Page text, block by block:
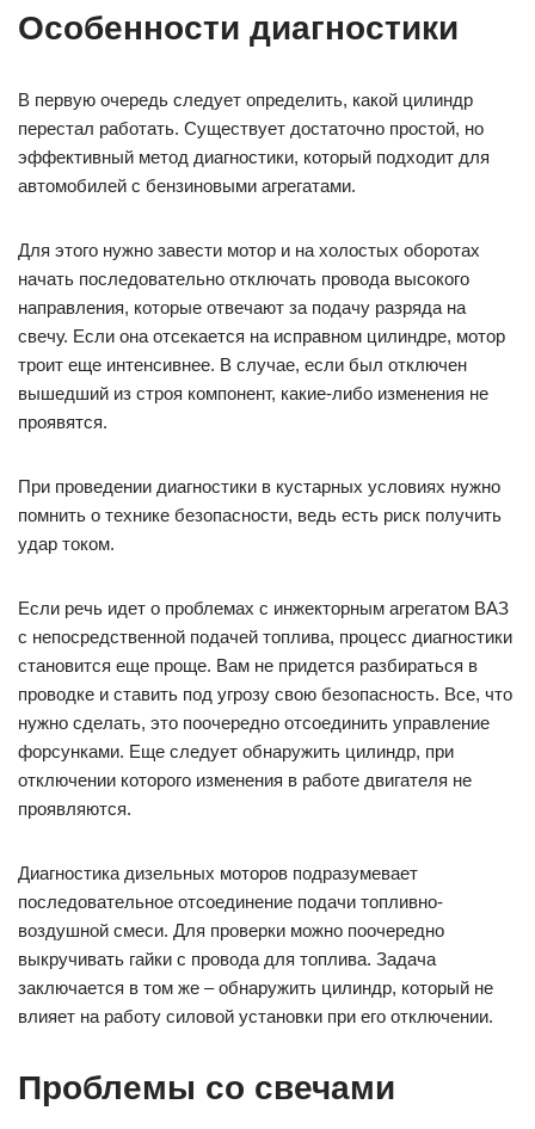
Особенности диагностики
В первую очередь следует определить, какой цилиндр
перестал работать. Существует достаточно простой, но
эффективный метод диагностики, который подходит для
автомобилей с бензиновыми агрегатами.
Для этого нужно завести мотор и на холостых оборотах
начать последовательно отключать провода высокого
направления, которые отвечают за подачу разряда на
свечу. Если она отсекается на исправном цилиндре, мотор
троит еще интенсивнее. В случае, если был отключен
вышедший из строя компонент, какие-либо изменения не
проявятся.
При проведении диагностики в кустарных условиях нужно
помнить о технике безопасности, ведь есть риск получить
удар током.
Если речь идет о проблемах с инжекторным агрегатом ВАЗ
с непосредственной подачей топлива, процесс диагностики
становится еще проще. Вам не придется разбираться в
проводке и ставить под угрозу свою безопасность. Все, что
нужно сделать, это поочередно отсоединить управление
форсунками. Еще следует обнаружить цилиндр, при
отключении которого изменения в работе двигателя не
проявляются.
Диагностика дизельных моторов подразумевает
последовательное отсоединение подачи топливно-
воздушной смеси. Для проверки можно поочередно
выкручивать гайки с провода для топлива. Задача
заключается в том же – обнаружить цилиндр, который не
влияет на работу силовой установки при его отключении.
Проблемы со свечами